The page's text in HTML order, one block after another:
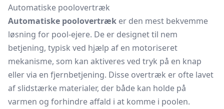
Automatiske poolovertræk
Automatiske poolovertræk er den mest bekvemme
løsning for pool-ejere. De er designet til nem
betjening, typisk ved hjælp af en motoriseret
mekanisme, som kan aktiveres ved tryk på en knap
eller via en fjernbetjening. Disse overtræk er ofte lavet
af slidstærke materialer, der både kan holde på
varmen og forhindre affald i at komme i poolen.